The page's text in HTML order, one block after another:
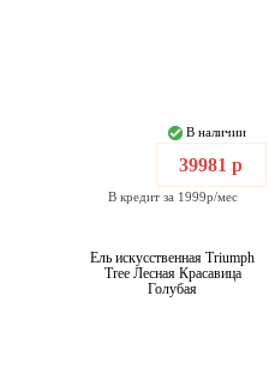
В наличии
39981 р
В кредит за 1999р/мес
Ель искусственная Triumph
Tree Лесная Красавица
Голубая